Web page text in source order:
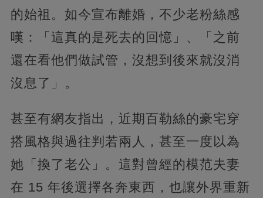
的始祖。如今宣布離婚，不少老粉絲感
嘆：「這真的是死去的回憶」、「之前
還在看他們做試管，沒想到後來就沒消
沒息了」。
甚至有網友指出，近期百勒絲的豪宅穿
搭風格與過往判若兩人，甚至一度以為
她「換了老公」。這對曾經的模范夫妻
在 15 年後選擇各奔東西，也讓外界重新